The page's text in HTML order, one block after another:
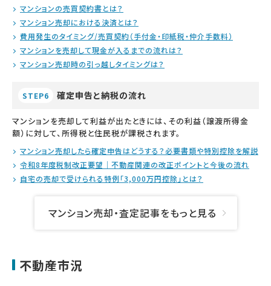
マンションの売買契約書とは？
マンション売却における決済とは？
費用発生のタイミング/売買契約（手付金・印紙税・仲介手数料）
マンションを売却して現金が入るまでの流れは？
マンション売却時の引っ越しタイミングは？
STEP6 確定申告と納税の流れ
マンションを売却して利益が出たときには、その利益（譲渡所得金
額）に対して、所得税と住民税が課税されます。
マンション売却したら確定申告はどうする？必要書類や特別控除を解説
令和8年度税制改正要望｜不動産関連の改正ポイントと今後の流れ
自宅の売却で受けられる特例「3,000万円控除」とは？
マンション売却・査定記事をもっと見る
不動産市況